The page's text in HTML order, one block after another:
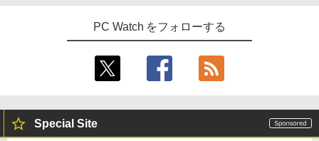
PC Watch をフォローする
Special Site